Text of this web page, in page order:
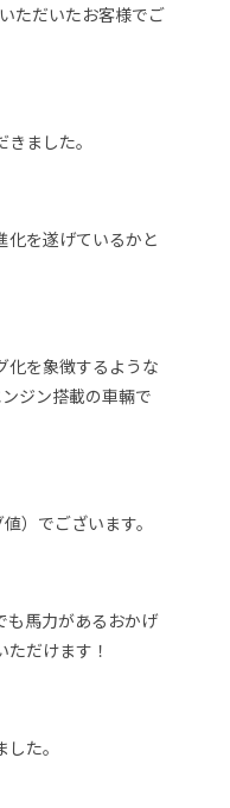
ただいたお客様でご
ました。
化を遂げているかと
化を象徴するような
ジン搭載の車輛で
）でございます。
も馬力があるおかげ
だけます！
た。